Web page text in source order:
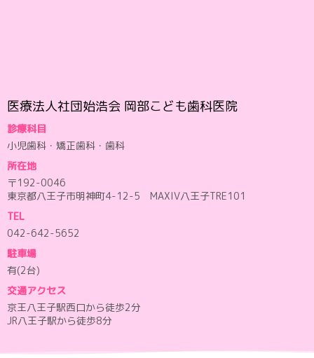
医療法人社団始浩会 岡部こども歯科医院
診療科目
小児歯科・矯正歯科・歯科
所在地
〒192-0046
東京都八王子市明神町4-12-5 MAXIV八王子TRE101
TEL
042-642-5652
駐車場
有(2台)
交通アクセス
京王八王子駅西口から徒歩2分
JR八王子駅から徒歩8分